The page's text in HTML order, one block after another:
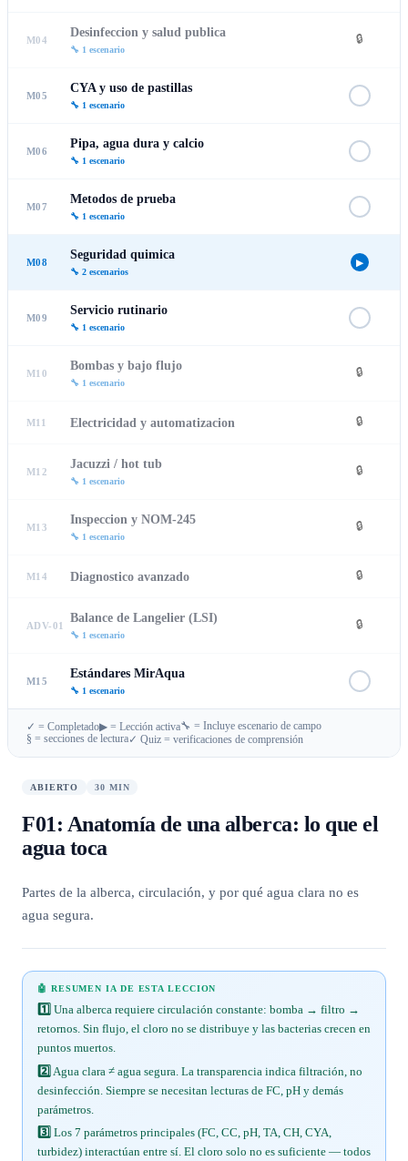
M04
Desinfeccion y salud publica
🔧 1 escenario
🔒
M05
CYA y uso de pastillas
🔧 1 escenario
M06
Pipa, agua dura y calcio
🔧 1 escenario
M07
Metodos de prueba
🔧 1 escenario
M08
Seguridad quimica
🔧 2 escenarios
▶
M09
Servicio rutinario
🔧 1 escenario
M10
Bombas y bajo flujo
🔧 1 escenario
🔒
M11 Electricidad y automatizacion 🔒
M12
Jacuzzi / hot tub
🔧 1 escenario
🔒
M13
Inspeccion y NOM-245
🔧 1 escenario
🔒
M14 Diagnostico avanzado 🔒
ADV-01
Balance de Langelier (LSI)
🔧 1 escenario
🔒
M15
Estándares MirAqua
🔧 1 escenario
✓ = Completado▶ = Lección activa🔧 = Incluye escenario de campo
§ = secciones de lectura✓ Quiz = verificaciones de comprensión
ABIERTO 30 MIN
F01: Anatomía de una alberca: lo que el
agua toca
Partes de la alberca, circulación, y por qué agua clara no es
agua segura.
🤖 RESUMEN IA DE ESTA LECCION
1️⃣ Una alberca requiere circulación constante: bomba → filtro →
retornos. Sin flujo, el cloro no se distribuye y las bacterias crecen en
puntos muertos.
2️⃣ Agua clara ≠ agua segura. La transparencia indica filtración, no
desinfección. Siempre se necesitan lecturas de FC, pH y demás
parámetros.
3️⃣ Los 7 parámetros principales (FC, CC, pH, TA, CH, CYA,
turbidez) interactúan entre sí. El cloro solo no es suficiente — todos